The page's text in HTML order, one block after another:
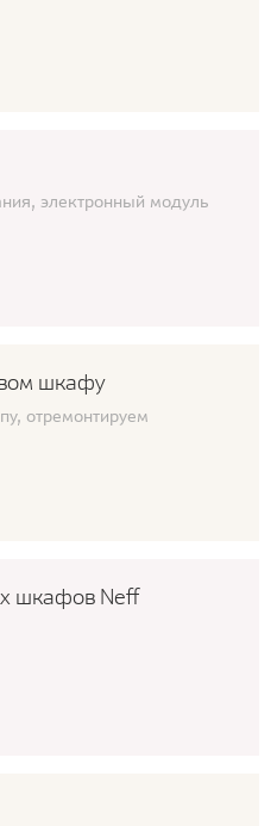
электронный модуль
шкафу
отремонтируем
шкафов Neff